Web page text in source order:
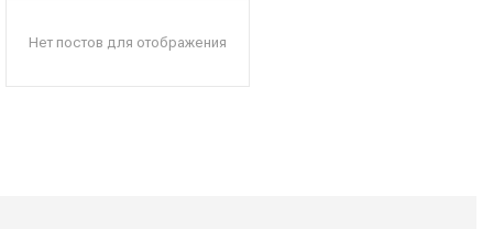
Нет постов для отображения